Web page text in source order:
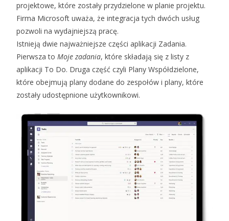
projektowe, które zostały przydzielone w planie projektu.
Firma Microsoft uważa, że integracja tych dwóch usług
pozwoli na wydajniejszą pracę.
Istnieją dwie najważniejsze części aplikacji Zadania.
Pierwsza to Moje zadania, które składają się z listy z
aplikacji To Do. Druga część czyli Plany Współdzielone,
które obejmują plany dodane do zespołów i plany, które
zostały udostępnione użytkownikowi.